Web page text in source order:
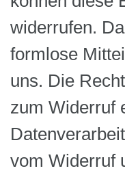
widerrufen.
formlose
uns. Die
zum Widerruf
vom Widerruf